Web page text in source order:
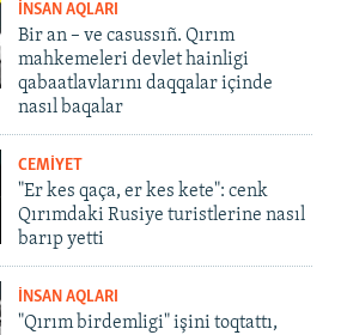
İNSAN AQLARI
Bir an – ve casussıñ. Qırım
mahkemeleri devlet hainligi
qabaatlavlarını daqqalar içinde
nasıl baqalar
CEMİYET
"Er kes qaça, er kes kete": cenk
Qırımdaki Rusiye turistlerine nasıl
barıp yetti
İNSAN AQLARI
"Qırım birdemligi" işini toqtattı,